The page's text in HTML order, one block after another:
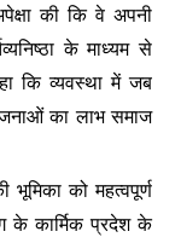
की कि वे अपनी
के माध्यम से
कि व्यवस्था में जब
का लाभ समाज
भूमिका को महत्वपूर्ण
के कार्मिक प्रदेश के